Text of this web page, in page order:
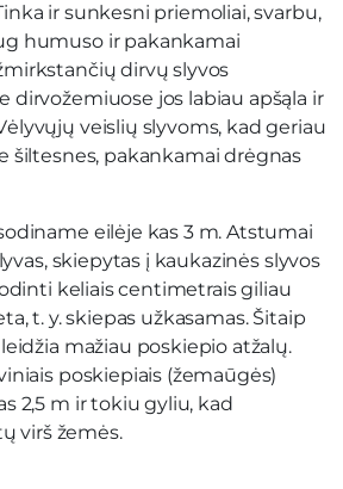
ir sunkesni priemoliai, svarbu,
humuso ir pakankamai
dirvų slyvos
dirvožemiuose jos labiau apšąla ir
veislių slyvoms, kad geriau
šiltesnes, pakankamai drėgnas
eilėje kas 3 m. Atstumai
skiepytas į kaukazinės slyvos
keliais centimetrais giliau
t. y. skiepas užkasamas. Šitaip
mažiau poskiepio atžalų.
poskiepiais (žemaūgės)
2,5 m ir tokiu gyliu, kad
virš žemės.